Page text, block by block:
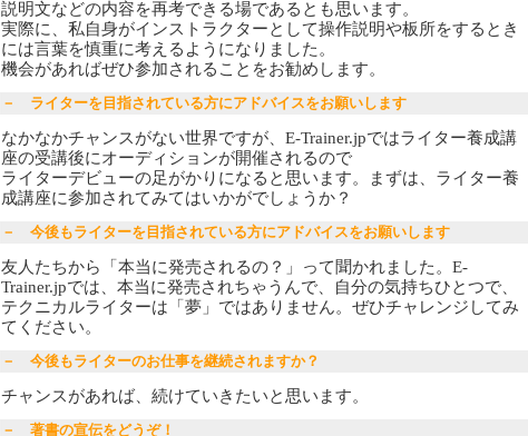
説明文などの内容を再考できる場であるとも思います。
実際に、私自身がインストラクターとして操作説明や板所をするとき
には言葉を慎重に考えるようになりました。
機会があればぜひ参加されることをお勧めします。
－ ライターを目指されている方にアドバイスをお願いします
なかなかチャンスがない世界ですが、E-Trainer.jpではライター養成講
座の受講後にオーディションが開催されるので
ライターデビューの足がかりになると思います。まずは、ライター養
成講座に参加されてみてはいかがでしょうか？
－ 今後もライターを目指されている方にアドバイスをお願いします
友人たちから「本当に発売されるの？」って聞かれました。E-
Trainer.jpでは、本当に発売されちゃうんで、自分の気持ちひとつで、
テクニカルライターは「夢」ではありません。ぜひチャレンジしてみ
てください。
－ 今後もライターのお仕事を継続されますか？
チャンスがあれば、続けていきたいと思います。
－ 著書の宣伝をどうぞ！